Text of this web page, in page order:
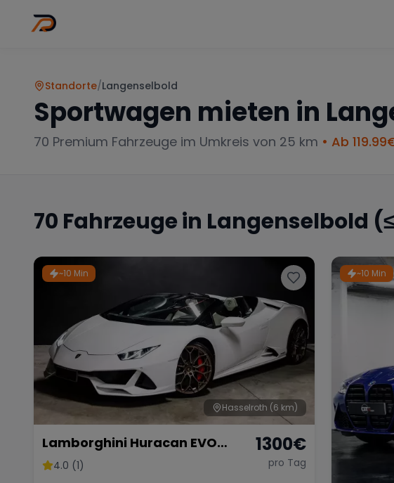
Standorte/Langenselbold
Sportwagen mieten in
70 Premium Fahrzeuge im Umkreis von 25 km • Ab 119.99
70 Fahrzeuge in Langenselbold
~10 Min
Hasselroth (6 km)
Lamborghini Huracan EVO
Spider
4.0 (1)
1300€
pro Tag
~10 Min